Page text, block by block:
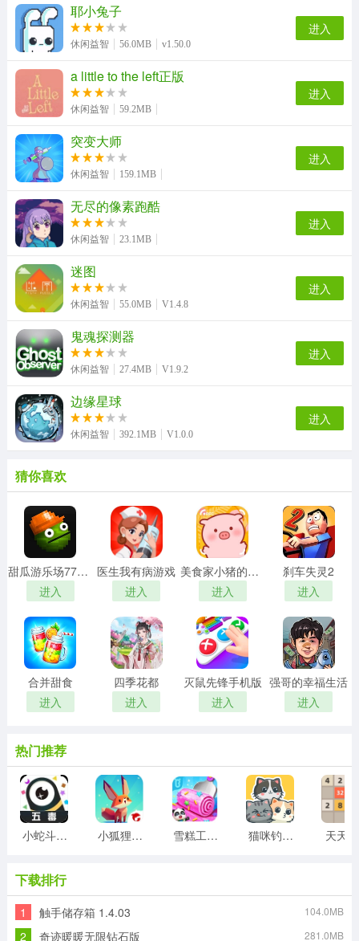
耶小兔子
休闲益智 56.0MB v1.50.0
进入
a little to the left正版
休闲益智 59.2MB
进入
突变大师
休闲益智 159.1MB
进入
无尽的像素跑酷
休闲益智 23.1MB
进入
迷图
休闲益智 55.0MB V1.4.8
进入
鬼魂探测器
休闲益智 27.4MB V1.9.2
进入
边缘星球
休闲益智 392.1MB V1.0.0
进入
猜你喜欢
甜瓜游乐场7723自带模组汉化版
进入
医生我有病游戏
进入
美食家小猪的大冒险安卓版
进入
刹车失灵2
进入
合并甜食
进入
四季花都
进入
灭鼠先锋手机版
进入
强哥的幸福生活
进入
热门推荐
小蛇斗蜈蚣 小狐狸游戏 雪糕工厂游戏 猫咪钓鱼物语游戏 天天
下载排行
1 触手储存箱 1.4.03 104.0MB
2 奇迹暖暖无限钻石版 281.0MB